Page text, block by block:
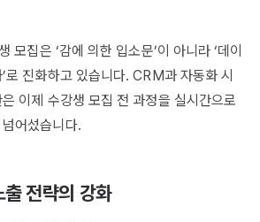
모집은 ‘감에 의한 입소문’이 아니라 ‘데이
로 진화하고 있습니다. CRM과 자동화 시
이제 수강생 모집 전 과정을 실시간으로
어섰습니다.
전략의 강화